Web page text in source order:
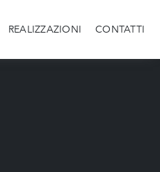
REALIZZAZIONI CONTATTI